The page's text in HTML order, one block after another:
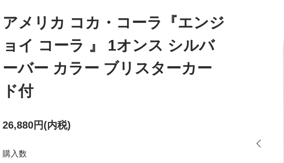
アメリカ コカ・コーラ『エンジ
ョイ コーラ 』 1オンス シルバ
ーバー カラー ブリスターカー
ド付
26,880円(内税)
購入数